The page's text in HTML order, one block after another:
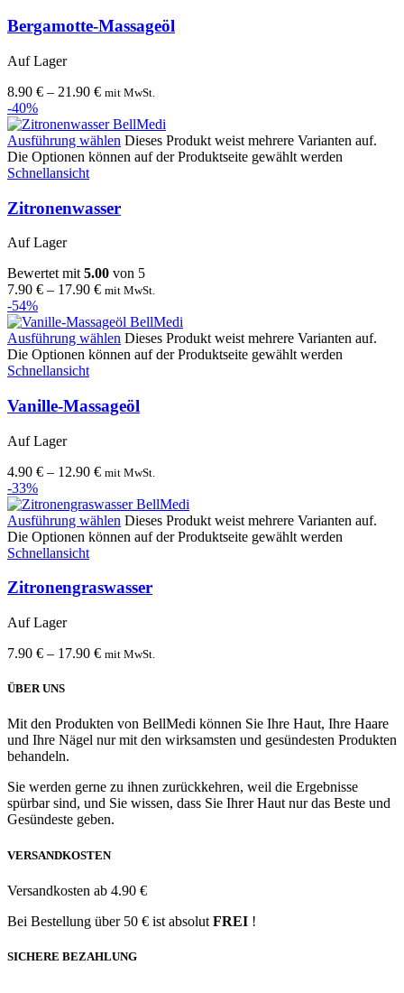
Bergamotte-Massageöl
Auf Lager
8.90 € – 21.90 € mit MwSt.
-40%
Ausführung wählen Dieses Produkt weist mehrere Varianten auf.
Die Optionen können auf der Produktseite gewählt werden
Schnellansicht
Zitronenwasser
Auf Lager
Bewertet mit 5.00 von 5
7.90 € – 17.90 € mit MwSt.
-54%
Ausführung wählen Dieses Produkt weist mehrere Varianten auf.
Die Optionen können auf der Produktseite gewählt werden
Schnellansicht
Vanille-Massageöl
Auf Lager
4.90 € – 12.90 € mit MwSt.
-33%
Ausführung wählen Dieses Produkt weist mehrere Varianten auf.
Die Optionen können auf der Produktseite gewählt werden
Schnellansicht
Zitronengraswasser
Auf Lager
7.90 € – 17.90 € mit MwSt.
ÜBER UNS
Mit den Produkten von BellMedi können Sie Ihre Haut, Ihre Haare
und Ihre Nägel nur mit den wirksamsten und gesündesten Produkten
behandeln.
Sie werden gerne zu ihnen zurückkehren, weil die Ergebnisse
spürbar sind, und Sie wissen, dass Sie Ihrer Haut nur das Beste und
Gesündeste geben.
VERSANDKOSTEN
Versandkosten ab 4.90 €
Bei Bestellung über 50 € ist absolut FREI !
SICHERE BEZAHLUNG